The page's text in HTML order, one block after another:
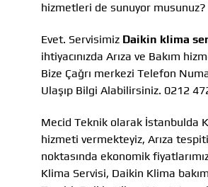
hizmetleri de sunuyor musunuz?
Evet. Servisimiz Daikin klima
ihtiyacınızda Arıza ve Bakım
Bize Çağrı merkezi Telefon
Ulaşıp Bilgi Alabilirsiniz. 0212
Mecid Teknik olarak İstanbulda
hizmeti vermekteyiz, Arıza
noktasında ekonomik
Klima Servisi, Daikin Klima